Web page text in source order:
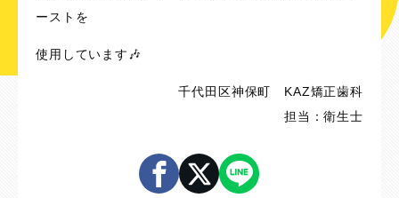
ーストを
使用しています🎶
千代田区神保町 KAZ矯正歯科
担当：衛生士